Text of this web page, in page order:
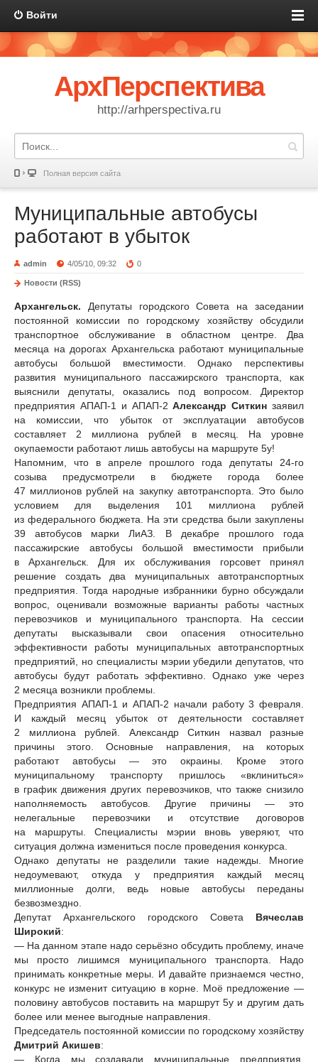
Войти
АрхПерспектива
http://arhperspectiva.ru
Полная версия сайта
Муниципальные автобусы
работают в убыток
admin 4/05/10, 09:32 0
Новости (RSS)
Архангельск. Депутаты городского Совета на заседании
постоянной комиссии по городскому хозяйству обсудили
транспортное обслуживание в областном центре. Два
месяца на дорогах Архангельска работают муниципальные
автобусы большой вместимости. Однако перспективы
развития муниципального пассажирского транспорта, как
выяснили депутаты, оказались под вопросом. Директор
предприятия АПАП-1 и АПАП-2Александр Ситкин заявил
на комиссии, что убыток от эксплуатации автобусов
составляет 2 миллиона рублей в месяц. На уровне
окупаемости работают лишь автобусы на маршруте 5у!
Напомним, что в апреле прошлого года депутаты 24-го
созыва предусмотрели в бюджете города более
47 миллионов рублей на закупку автотранспорта. Это было
условием для выделения 101 миллиона рублей
из федерального бюджета. На эти средства были закуплены
39 автобусов марки ЛиАЗ. В декабре прошлого года
пассажирские автобусы большой вместимости прибыли
в Архангельск. Для их обслуживания горсовет принял
решение создать два муниципальных автотранспортных
предприятия. Тогда народные избранники бурно обсуждали
вопрос, оценивали возможные варианты работы частных
перевозчиков и муниципального транспорта. На сессии
депутаты высказывали свои опасения относительно
эффективности работы муниципальных автотранспортных
предприятий, но специалисты мэрии убедили депутатов, что
автобусы будут работать эффективно. Однако уже через
2 месяца возникли проблемы.
Предприятия АПАП-1 и АПАП-2 начали работу 3 февраля.
И каждый месяц убыток от деятельности составляет
2 миллиона рублей. Александр Ситкин назвал разные
причины этого. Основные направления, на которых
работают автобусы — это окраины. Кроме этого
муниципальному транспорту пришлось «вклиниться»
в график движения других перевозчиков, что также снизило
наполняемость автобусов. Другие причины — это
нелегальные перевозчики и отсутствие договоров
на маршруты. Специалисты мэрии вновь уверяют, что
ситуация должна измениться после проведения конкурса.
Однако депутаты не разделили такие надежды. Многие
недоумевают, откуда у предприятия каждый месяц
миллионные долги, ведь новые автобусы переданы
безвозмездно.
Депутат Архангельского городского Совета Вячеслав
Широкий:
— На данном этапе надо серьёзно обсудить проблему, иначе
мы просто лишимся муниципального транспорта. Надо
принимать конкретные меры. И давайте признаемся честно,
конкурс не изменит ситуацию в корне. Моё предложение —
половину автобусов поставить на маршрут 5у и другим дать
более или менее выгодные направления.
Председатель постоянной комиссии по городскому хозяйству
Дмитрий Акишев:
— Когда мы создавали муниципальные предприятия,